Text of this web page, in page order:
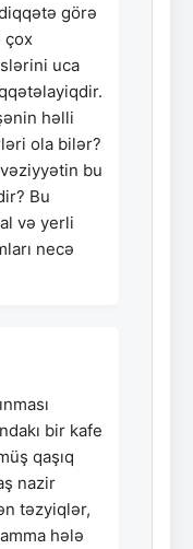
görə
çox
uca
həlli
ola bilər?
bu
Bu
və yerli
necə
bir kafe
qaşıq
nazir
təzyiqlər,
hələ